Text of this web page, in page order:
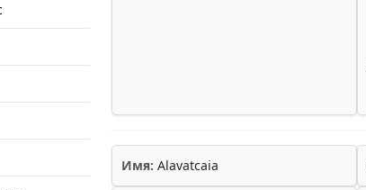
Имя: Alavatcaia